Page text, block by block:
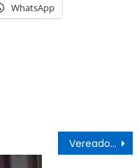
WhatsApp
Vereador Lourival Quirino faz balanço positivo das ações no seu primeiro ano de mandato